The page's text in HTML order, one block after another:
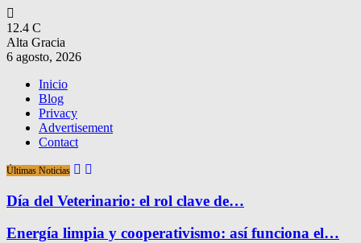
12.4 C
Alta Gracia
6 agosto, 2026
Inicio
Blog
Privacy
Advertisement
Contact
Últimas Noticias
Día del Veterinario: el rol clave de…
Energía limpia y cooperativismo: así funciona el…